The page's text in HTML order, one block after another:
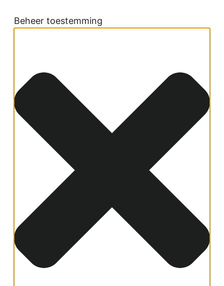
Beheer toestemming